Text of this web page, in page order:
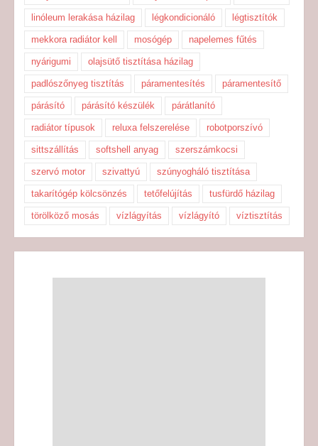
linóleum lerakása házilag légkondicionáló légtisztítók
mekkora radiátor kell mosógép napelemes fűtés
nyárigumi olajsütő tisztítása házilag
padlószőnyeg tisztítás páramentesítés páramentesítő
párásító párásító készülék párátlanító
radiátor típusok reluxa felszerelése robotporszívó
sittszállítás softshell anyag szerszámkocsi
szervó motor szivattyú szúnyogháló tisztítása
takarítógép kölcsönzés tetőfelújítás tusfürdő házilag
törölköző mosás vízlágyítás vízlágyító víztisztítás